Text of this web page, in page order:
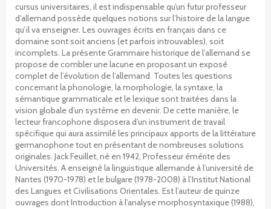
cursus universitaires, il est indispensable qu’un futur professeur
d’allemand possède quelques notions sur l’histoire de la langue
qu’il va enseigner. Les ouvrages écrits en français dans ce
domaine sont soit anciens (et parfois introuvables), soit
incomplets. La présente Grammaire historique de l’allemand se
propose de combler une lacune en proposant un exposé
complet de l’évolution de l’allemand. Toutes les questions
concernant la phonologie, la morphologie, la syntaxe, la
sémantique grammaticale et le lexique sont traitées dans la
vision globale d’un système en devenir. De cette manière, le
lecteur francophone disposera d’un instrument de travail
spécifique qui aura assimilé les principaux apports de la littérature
germanophone tout en présentant de nombreuses solutions
originales. Jack Feuillet, né en 1942, Professeur émérite des
Universités. A enseigné la linguistique allemande à l’université de
Nantes (1970-1978) et le bulgare (1978-2008) à l’Institut National
des Langues et Civilisations Orientales. Est l’auteur de quinze
ouvrages dont Introduction à l’analyse morphosyntaxique (1988),